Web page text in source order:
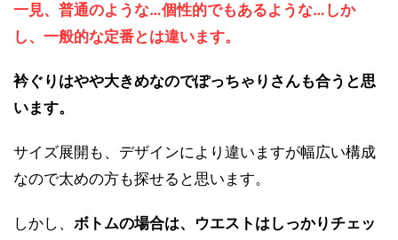
一見、普通のような…個性的でもあるような…しか
し、一般的な定番とは違います。
衿ぐりはやや大きめなのでぽっちゃりさんも合うと思
います。
サイズ展開も、デザインにより違いますが幅広い構成
なので太めの方も探せると思います。
しかし、 ボトムの場合は、ウエストはしっかりチェッ